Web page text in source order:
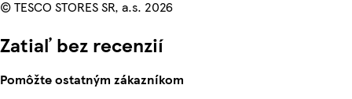
© TESCO STORES SR, a.s. 2026
Zatiaľ bez recenzií
Pomôžte ostatným zákazníkom